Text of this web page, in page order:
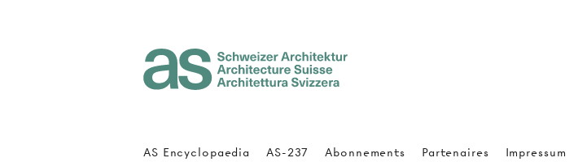
AS Encyclopaedia AS-237 Abonnements Partenaires Impressum